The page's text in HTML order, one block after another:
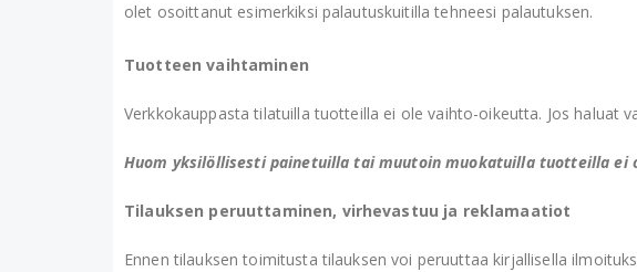
olet osoittanut esimerkiksi palautuskuitilla tehneesi palautuksen.
Tuotteen vaihtaminen
Verkkokauppasta tilatuilla tuotteilla ei ole vaihto-oikeutta. Jos haluat
Huom yksilöllisesti painetuilla tai muutoin muokatuilla tuotteilla ei
Tilauksen peruuttaminen, virhevastuu ja reklamaatiot
Ennen tilauksen toimitusta tilauksen voi peruuttaa kirjallisella